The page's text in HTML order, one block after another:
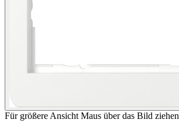
Für größere Ansicht Maus über das Bild ziehen